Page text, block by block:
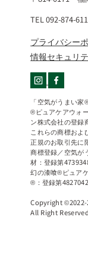
TEL 092-874-
プライバシー
情報セキュリ
「空気がうまい
®ピュアケアウォ
ン株式会社の登録
これらの商標およ
正規のお取引先に
商標登録／空気が
材：登録第
幻の漆喰®ピュア
®：登録第
Copyright ©2022-
All Right